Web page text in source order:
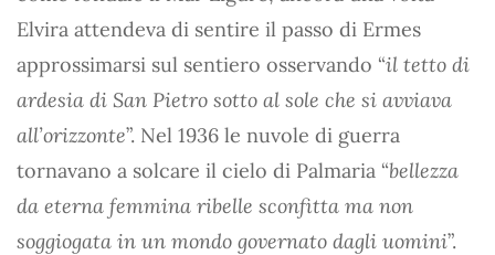
Elvira attendeva di sentire il passo di Ermes
approssimarsi sul sentiero osservando “il tetto di
ardesia di San Pietro sotto al sole che si avviava
all’orizzonte”. Nel 1936 le nuvole di guerra
tornavano a solcare il cielo di Palmaria “bellezza
da eterna femmina ribelle sconfitta ma non
soggiogata in un mondo governato dagli uomini”.